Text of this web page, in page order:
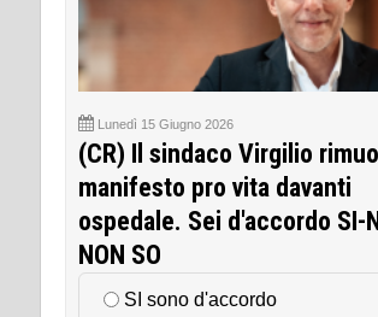
Lunedì 15 Giugno 2026
(CR) Il sindaco Virgilio
manifesto pro vita davanti
ospedale. Sei d'accordo SI-
NON SO
SI sono d'accordo